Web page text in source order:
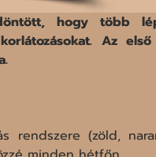
hogy több
Az
rendszere (zöld,